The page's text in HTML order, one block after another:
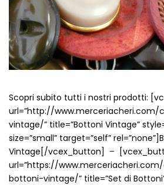
Alamari (5)
Calze collant donna (24)
Cappelli (16)
Cerniere lampo / Zip/Fibbie (27)
Elastici (10)
filati cucirini e affini (9)
Fodere (5)
Guanti (1)
LANA (27)
Minuterie (58)
Nastri, fettucce, cordoni, (49)
Scopri subito tutti i nostri prodotti:
url=”http://
vintage/” title=”Bottoni Vintage”
size=”small” target=”self”
Vintage[/vcex_button] –
url=”https://
bottoni-vintage/” title=”Set di